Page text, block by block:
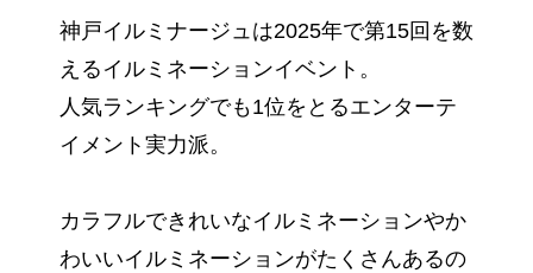
神戸イルミナージュは2025年で第15回を数
えるイルミネーションイベント。
人気ランキングでも1位をとるエンターテ
イメント実力派。
カラフルできれいなイルミネーションやか
わいいイルミネーションがたくさんあるの